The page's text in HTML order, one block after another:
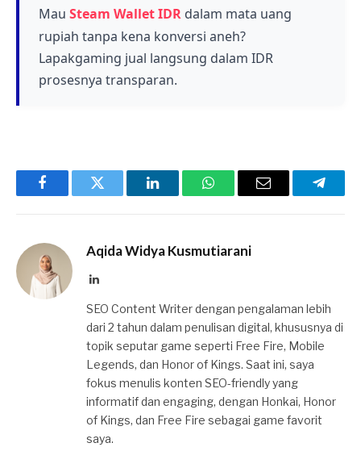
berbagai Operator dan menyusun strategi
untuk menyerang atau bertahan.
Mau Steam Wallet IDR dalam mata uang
rupiah tanpa kena konversi aneh?
Lapakgaming jual langsung dalam IDR
prosesnya transparan.
FacebookTwitter LinkedInWhatsAppEmail
Aqida Widya Kusmutiarani
LinkedIn
SEO Content Writer dengan pengalaman lebih
dari 2 tahun dalam penulisan digital, khususnya di
topik seputar game seperti Free Fire, Mobile
Legends, dan Honor of Kings. Saat ini, saya
fokus menulis konten SEO-friendly yang
informatif dan engaging, dengan Honkai, Honor
of Kings, dan Free Fire sebagai game favorit
saya.